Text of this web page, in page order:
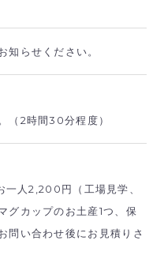
知らせください。
（2時間30分程度）
人2,200円（工場見学、
グカップのお土産1つ、保
い合わせ後にお見積りさ